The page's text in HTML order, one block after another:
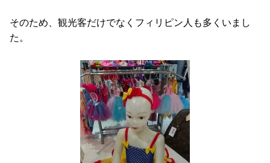
そのため、観光客だけでなくフィリピン人も多くいまし
た。